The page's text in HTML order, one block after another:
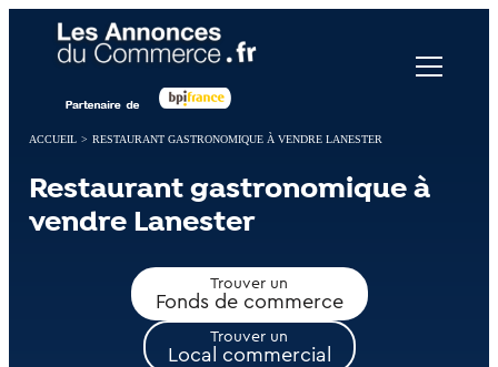
ACCUEIL > RESTAURANT GASTRONOMIQUE À VENDRE LANESTER
Restaurant gastronomique à
vendre Lanester
Trouver un
Fonds de commerce
Trouver un
Local commercial
Panneau de gestion des cookies